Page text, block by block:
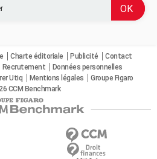
Charte éditoriale Publicité
Contact
Recrutement
Données personnelles
Utiq Mentions légales
Groupe Figaro
CCM Benchmark